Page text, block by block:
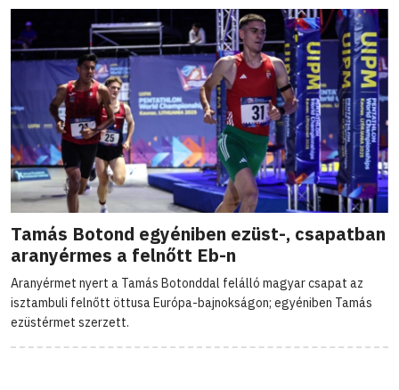
Tamás Botond egyéniben ezüst-, csapatban
aranyérmes a felnőtt Eb-n
Aranyérmet nyert a Tamás Botonddal felálló magyar csapat az
isztambuli felnőtt öttusa Európa-bajnokságon; egyéniben Tamás
ezüstérmet szerzett.